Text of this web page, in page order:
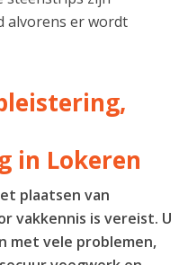
alvorens er wordt
in Lokeren
plaatsen van
vakkennis is vereist. U
met vele problemen,